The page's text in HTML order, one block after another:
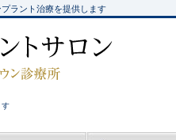
ラント治療を提供します